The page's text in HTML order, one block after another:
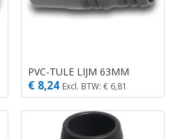
PVC-TULE LIJM 63MM
€ 8,24 Excl. BTW: € 6,81